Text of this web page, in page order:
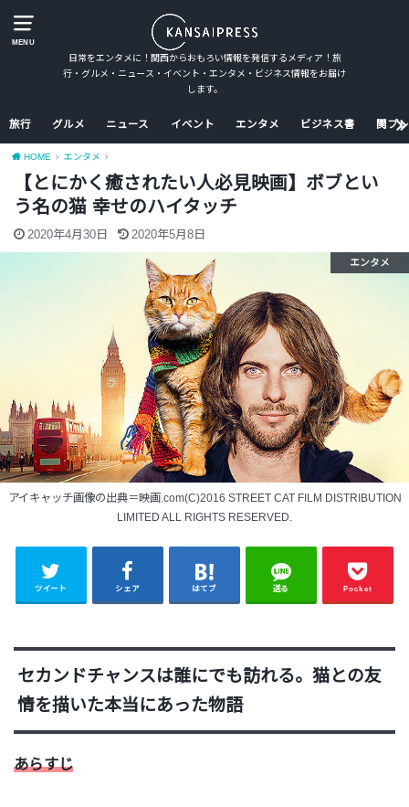
MENU
日常をエンタメに！関西からおもろい情報を発信するメディア！旅
行・グルメ・ニュース・イベント・エンタメ・ビジネス情報をお届け
します。
旅行 グルメ ニュース イベント エンタメ ビジネス書 関プ
HOME エンタメ
【とにかく癒されたい人必見映画】ボブとい
う名の猫 幸せのハイタッチ
2020年4月30日 2020年5月8日
アイキャッチ画像の出典＝映画.com(C)2016 STREET CAT FILM DISTRIBUTION
LIMITED ALL RIGHTS RESERVED.
エンタメ
ツイート シェア はてブ 送る Pocket
セカンドチャンスは誰にでも訪れる。猫との友
情を描いた本当にあった物語
あらすじ